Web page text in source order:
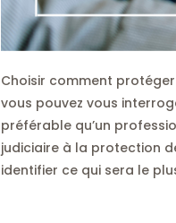
Choisir comment
vous pouvez vous
préférable qu’un
judiciaire à la protection
identifier ce qui sera le